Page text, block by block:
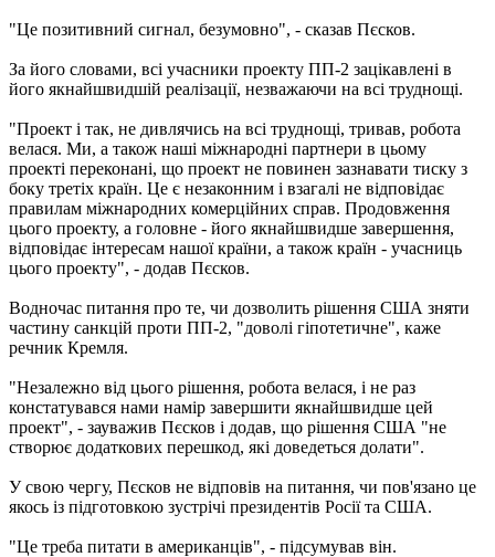
"Це позитивний сигнал, безумовно", - сказав Пєсков.
За його словами, всі учасники проекту ПП-2 зацікавлені в
його якнайшвидшій реалізації, незважаючи на всі труднощі.
"Проект і так, не дивлячись на всі труднощі, тривав, робота
велася. Ми, а також наші міжнародні партнери в цьому
проекті переконані, що проект не повинен зазнавати тиску з
боку третіх країн. Це є незаконним і взагалі не відповідає
правилам міжнародних комерційних справ. Продовження
цього проекту, а головне - його якнайшвидше завершення,
відповідає інтересам нашої країни, а також країн - учасниць
цього проекту", - додав Пєсков.
Водночас питання про те, чи дозволить рішення США зняти
частину санкцій проти ПП-2, "доволі гіпотетичне", каже
речник Кремля.
"Незалежно від цього рішення, робота велася, і не раз
констатувався нами намір завершити якнайшвидше цей
проект", - зауважив Пєсков і додав, що рішення США "не
створює додаткових перешкод, які доведеться долати".
У свою чергу, Пєсков не відповів на питання, чи пов'язано це
якось із підготовкою зустрічі президентів Росії та США.
"Це треба питати в американців", - підсумував він.